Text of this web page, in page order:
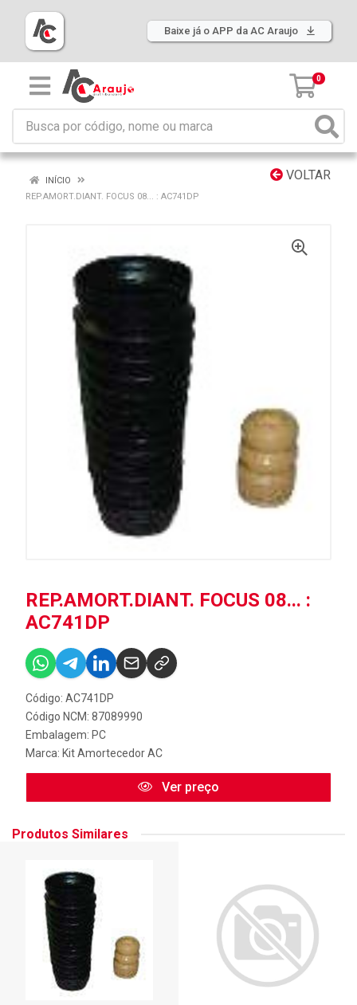
Baixe já o APP da AC Araujo
0
VOLTAR
INÍCIO
REP.AMORT.DIANT. FOCUS 08... : AC741DP
REP.AMORT.DIANT. FOCUS 08... :
AC741DP
Código: AC741DP
Código NCM: 87089990
Embalagem: PC
Marca: Kit Amortecedor AC
Ver preço
Produtos Similares